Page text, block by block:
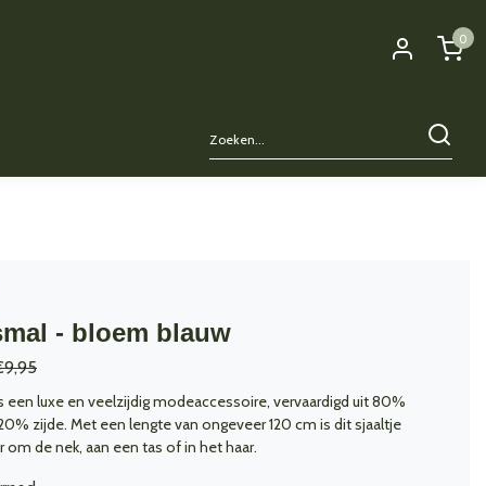
0
- bloem blauw
een luxe en veelzijdig modeaccessoire, vervaardigd uit 80%
zijde. Met een lengte van ongeveer 120 cm is dit sjaaltje
de nek, aan een tas of in het haar.